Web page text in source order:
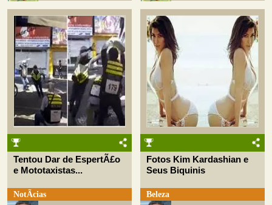
Tentou Dar de EspertÃ£o
e Mototaxistas...
NotÃ­cias
Fotos Kim Kardashian e
Seus Biquinis
Beleza